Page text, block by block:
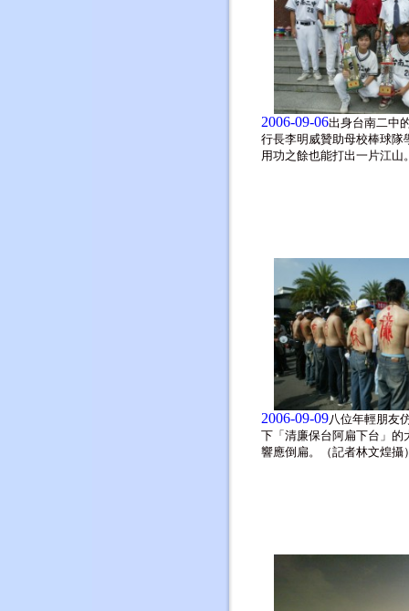
2006-09-06出身台南二中
行長李明威贊助母校棒球隊
用功之餘也能打出一片江山
2006-09-09八位年輕朋友
下「清廉保台阿扁下台」的
響應倒扁。（記者林文煌攝